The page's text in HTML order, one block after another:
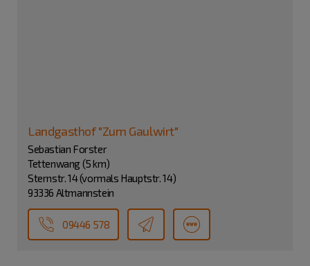
Landgasthof "Zum Gaulwirt"
Sebastian Forster
Tettenwang (5 km)
Sternstr. 14 (vormals Hauptstr. 14)
93336 Altmannstein
09446 578